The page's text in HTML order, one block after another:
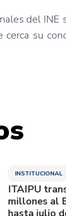
del INE
su
INSTITUCIONAL
ITAIPU
millones al
hasta julio